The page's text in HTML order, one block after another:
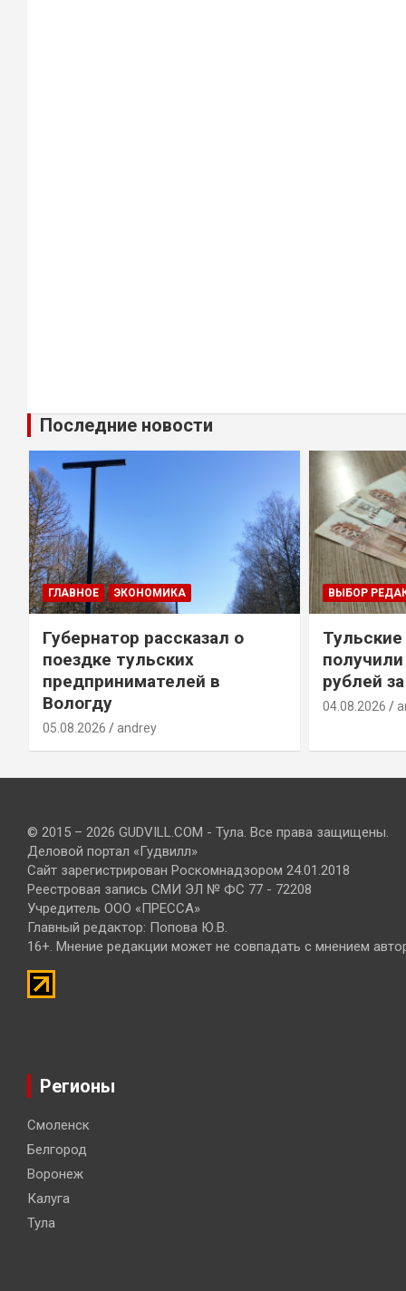
Последние новости
ГЛАВНОЕ ЭКОНОМИКА
Губернатор рассказал о
поездке тульских
предпринимателей в
Вологду
05.08.2026 andrey
ВЫБОР
рублей
04.08.2026
© 2015 – 2026 GUDVILL.COM - Тула. Все права защищены.
Деловой портал «Гудвилл»
Сайт зарегистрирован Роскомнадзором 24.01.2018
Реестровая запись СМИ ЭЛ № ФС 77 - 72208
Учредитель ООО «ПРЕССА»
Главный редактор: Попова Ю.В.
16+. Мнение редакции может не совпадать с мнением
Регионы
Смоленск
Белгород
Воронеж
Калуга
Тула